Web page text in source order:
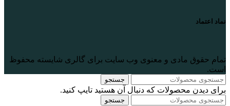
نماد اعتماد
تمام حقوق مادی و معنوی وب سایت برای گالری شایسته محفوظ
است.
جستجو
برای دیدن محصولات که دنبال آن هستید تایپ کنید.
جستجو